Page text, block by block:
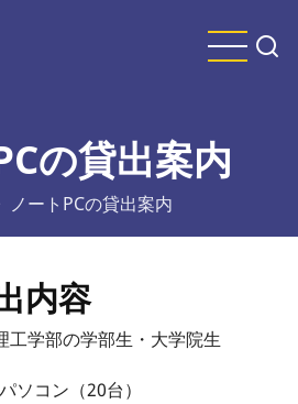
の貸出案内
ノートPCの貸出案内
内容
工学部の学部生・大学院生
ソコン（20台）